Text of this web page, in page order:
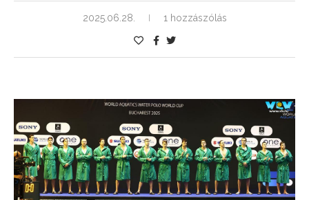
2025.06.28. 1 hozzászólás